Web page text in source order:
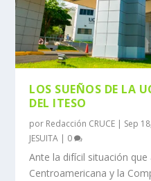
LOS SUEÑOS DE LA
DEL ITESO
por Redacción CRUCE | Sep
JESUITA | 0
Ante la difícil situación
Centroamericana y la